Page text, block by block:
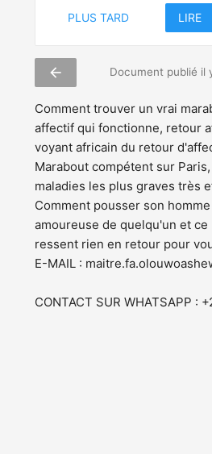
PLUS TARD LIRE
arrow_back Document publié il
Comment trouver un vrai
affectif qui fonctionne, retour
voyant africain du retour
Marabout compétent sur Paris,
maladies les plus graves très
Comment pousser son
amoureuse de quelqu'un et
ressent rien en retour pour
E-MAIL :
CONTACT SUR WHATSAPP :